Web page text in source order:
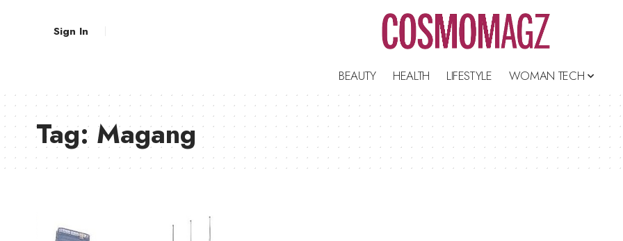
Sign In
BEAUTY HEALTH LIFESTYLE WOMAN TECH
Tag: Magang